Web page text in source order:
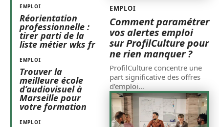
EMPLOI
Réorientation
professionnelle :
tirer parti de la
liste métier wks fr
EMPLOI
Trouver la
meilleure école
d’audiovisuel à
Marseille pour
votre formation
EMPLOI
EMPLOI
Comment paramétrer
vos alertes emploi
sur ProfilCulture pour
ne rien manquer ?
ProfilCulture concentre une
part significative des offres
d'emploi…